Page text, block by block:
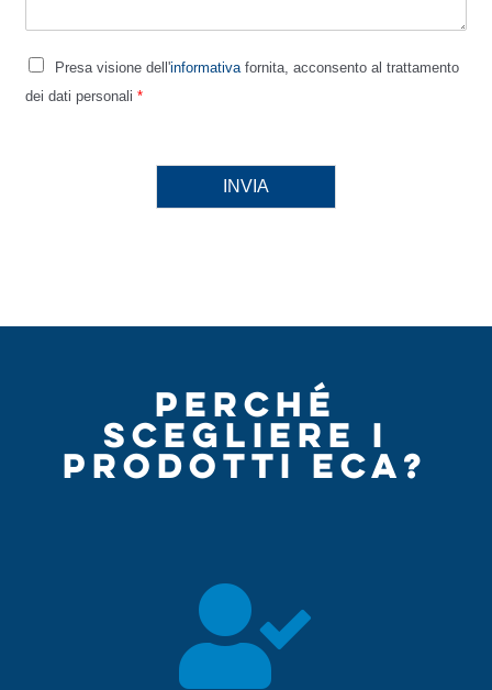
Presa visione dell'informativafornita, acconsento al trattamento
dei dati personali *
INVIA
PERCHÉ
SCEGLIERE I
PRODOTTI ECA?
